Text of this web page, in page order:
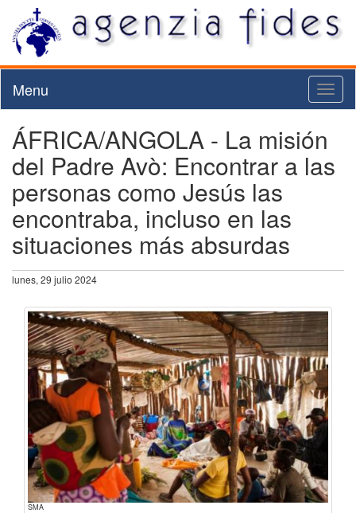
Menu
ÁFRICA/ANGOLA - La misión
del Padre Avò: Encontrar a las
personas como Jesús las
encontraba, incluso en las
situaciones más absurdas
lunes, 29 julio 2024
SMA